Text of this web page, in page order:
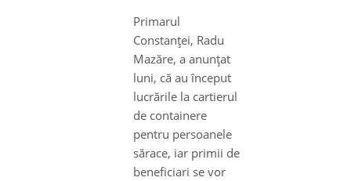
Primarul
Constanţei, Radu
Mazăre, a anunţat
luni, că au început
lucrările la cartierul
de containere
pentru persoanele
sărace, iar primii de
beneficiari se vor